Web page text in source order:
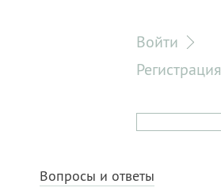
Войти
Регистрация
Вопросы и ответы